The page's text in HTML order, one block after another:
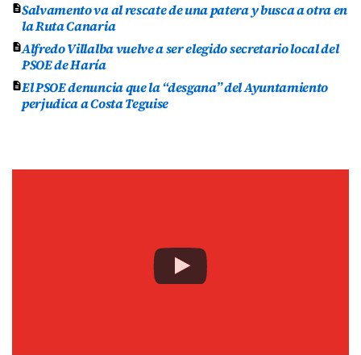
Salvamento va al rescate de una patera y busca a otra en
la Ruta Canaria
Alfredo Villalba vuelve a ser elegido secretario local del
PSOE de Haría
El PSOE denuncia que la “desgana” del Ayuntamiento
perjudica a Costa Teguise